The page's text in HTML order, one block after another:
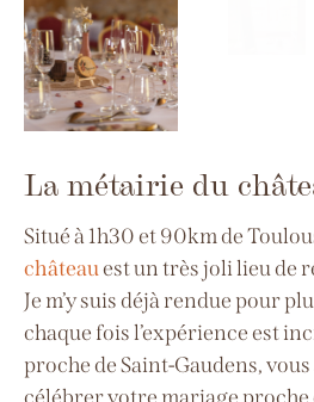
La métairie du
Situé à 1h30 et 90km de
châteauest un trèsjoli lieu de
Je m’y suis déjà rendue pour
chaque fois l’expérience est
proche de Saint-Gaudens,